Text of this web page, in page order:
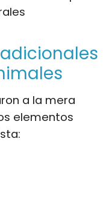
a la mera
elementos